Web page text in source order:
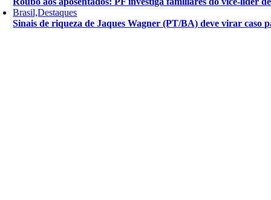
Brasil,Destaques
Sinais de riqueza de Jaques Wagner (PT/BA) deve virar caso